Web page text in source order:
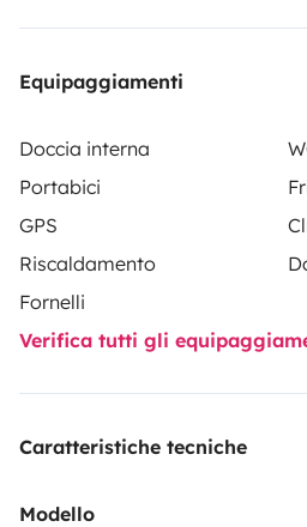
del noleggiatore.
Equipaggiamenti
Doccia interna
Portabici
GPS
Riscaldamento
Fornelli
Verifica tutti gli
Caratteristiche tecniche
Modello